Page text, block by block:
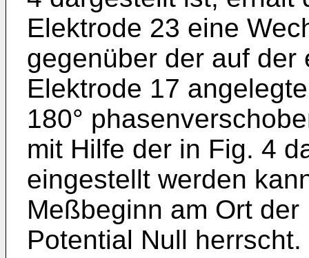
Elektrode 23 eine
gegenüber der auf der
Elektrode 17
180°
mit Hilfe der in Fig. 4
eingestellt werden
Meßbeginn am Ort
Potential Null herrscht.